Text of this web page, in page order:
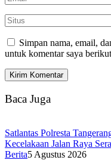
Simpan nama, email,
untuk komentar saya
Baca Juga
Satlantas Polresta
Kecelakaan Jalan Raya
Berita5 Agustus 2026